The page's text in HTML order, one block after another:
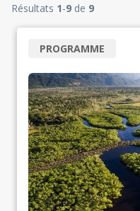
Résultats 1-9 de 9
PROGRAMME